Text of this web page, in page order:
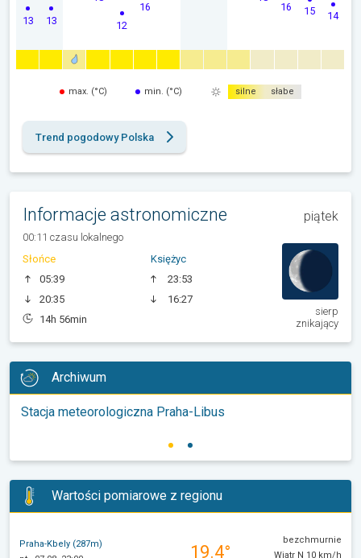
13 13 12
16 16 15 14
max. (°C) min. (°C) silne słabe
Trend pogodowy Polska
Informacje astronomiczne piątek
00:11 czasu lokalnego
Słońce
05:39
20:35
14h 56min
Księżyc
23:53
16:27
sierp
znikający
Archiwum
Stacja meteorologiczna Praha-Libus
Wartości pomiarowe z regionu
Praha-Kbely (287m)
19.4°
bezchmurnie
Wiatr N 10 km/h